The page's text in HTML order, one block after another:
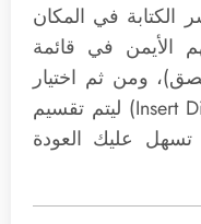
في المكان
في قائمة
ومن ثم اختيار
“إدراج خط فاصل” (Insert Divider Line) ليتم تقسيم
تسهل عليك العودة